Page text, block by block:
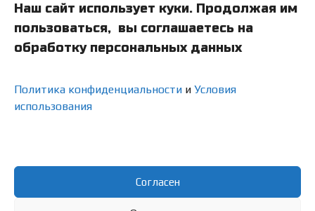
Наш сайт использует куки. Продолжая им
пользоваться, вы соглашаетесь на
обработку персональных данных
Политика конфиденциальности и Условия
использования
Согласен
Приложение к договору на обслуживание сайта
Акт выполненых работ
Конфиденциальность
Политика конфиденциальности